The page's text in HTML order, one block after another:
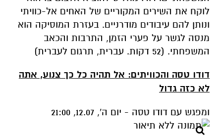
לוקח את השירים המקוריים של האחים אל-כוויתי
ונותן להם עיבודים מודרניים. בעזרת המוסיקה הוא
מנסה לגשר על פערי הזמן, התרבות והכאב
המשפחתי. (52 דקות. עברית, תרגום לעברית)
דודו טסה והכוויתים: אל תהיה כל כך צנוע, אתה
לא כזה גדול
ומפגש עם דודו טסה - יום ה', 12.07, 21:00